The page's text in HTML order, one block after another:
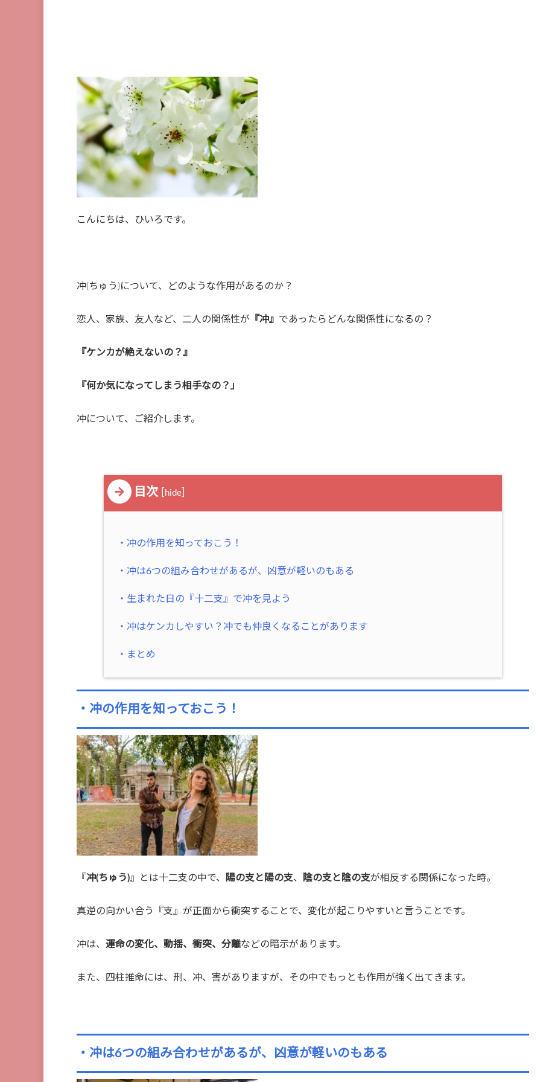
こんにちは、ひいろです。
冲(ちゅう)について、どのような作用があるのか？
恋人、家族、友人など、二人の関係性が 『冲』 であったらどんな関係性になるの？
『ケンカが絶えないの？』
『何か気になってしまう相手なの？」
冲について、ご紹介します。
目次 hide
・冲の作用を知っておこう！
・冲は6つの組み合わせがあるが、凶意が軽いのもある
・生まれた日の『十二支』で冲を見よう
・冲はケンカしやすい？冲でも仲良くなることがあります
・まとめ
・冲の作用を知っておこう！
『 冲(ちゅう)』とは十二支の中で、 陽の支と陽の支、 陰の支と陰の支が相反する関係になった時。
真逆の向かい合う『支』が正面から衝突することで、変化が起こりやすいと言うことです。
冲は、 運命の変化、動揺、衝突、分離などの暗示があります。
また、四柱推命には、刑、冲、害がありますが、その中でもっとも作用が強く出てきます。
・冲は6つの組み合わせがあるが、凶意が軽いのもある